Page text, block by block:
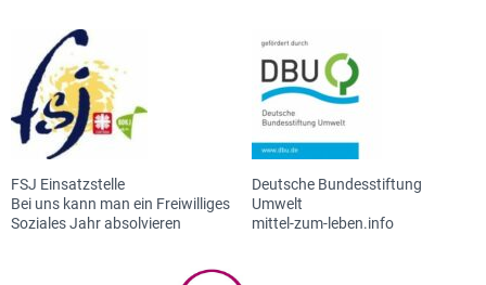
FSJ Einsatzstelle
Bei uns kann man ein Freiwilliges
Soziales Jahr absolvieren
Deutsche Bundesstiftung
Umwelt
mittel-zum-leben.info